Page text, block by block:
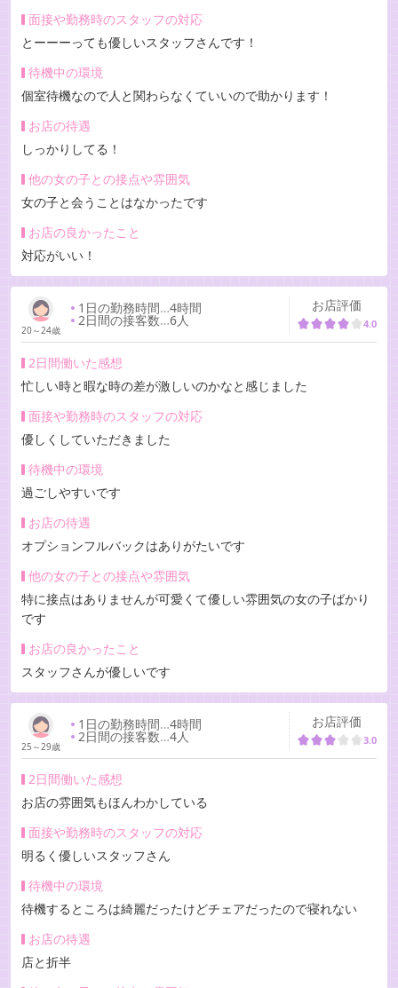
面接や勤務時のスタッフの対応
とーーーっても優しいスタッフさんです！
待機中の環境
個室待機なので人と関わらなくていいので助かります！
お店の待遇
しっかりしてる！
他の女の子との接点や雰囲気
女の子と会うことはなかったです
お店の良かったこと
対応がいい！
20～24歳
1日の勤務時間…4時間
2日間の接客数…6人
お店評価
4.0
2日間働いた感想
忙しい時と暇な時の差が激しいのかなと感じました
面接や勤務時のスタッフの対応
優しくしていただきました
待機中の環境
過ごしやすいです
お店の待遇
オプションフルバックはありがたいです
他の女の子との接点や雰囲気
特に接点はありませんが可愛くて優しい雰囲気の女の子ばかり
です
お店の良かったこと
スタッフさんが優しいです
25～29歳
1日の勤務時間…4時間
2日間の接客数…4人
お店評価
3.0
2日間働いた感想
お店の雰囲気もほんわかしている
面接や勤務時のスタッフの対応
明るく優しいスタッフさん
待機中の環境
待機するところは綺麗だったけどチェアだったので寝れない
お店の待遇
店と折半